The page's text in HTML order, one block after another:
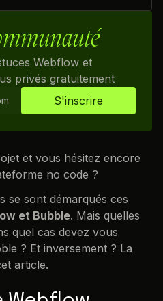
Webflow et
privés gratuitement
et vous hésitez encore
no code ?
se sont démarqués ces
et Bubble. Mais quelles
quel cas devez vous
? Et inversement ? La
article.